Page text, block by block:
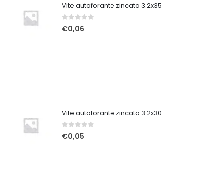
Vite autoforante zincata 3.2x35
0Su 5
€0,06
Vite autoforante zincata 3.2x30
0Su 5
€0,05